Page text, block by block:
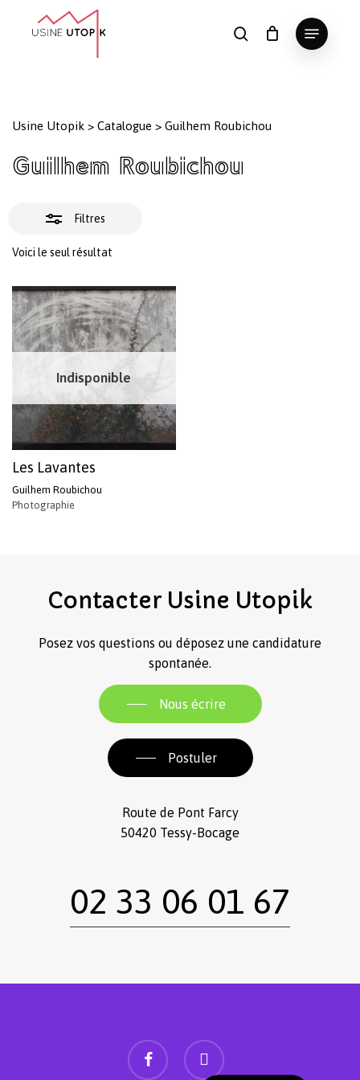
search
Menu
Panier Fermer
le
Usine Utopik > Catalogue > Guilhem Roubichou
Guilhem Roubichou
Filtres
Voici le seul résultat
Fermer
les
Indisponible
Les Lavantes
Guilhem Roubichou
Photographie
Contacter Usine Utopik
Posez vos questions ou déposez une candidature
spontanée.
Nous écrire
Postuler
Route de Pont Farcy
50420 Tessy-Bocage
02 33 06 01 67
facebook instagram
Close